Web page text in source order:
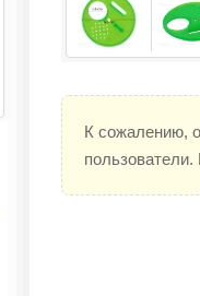
К сожалению,